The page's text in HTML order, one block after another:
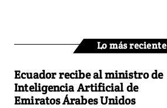
Lo más reciente
Ecuador recibe al ministro de
Inteligencia Artificial de
Emiratos Árabes Unidos